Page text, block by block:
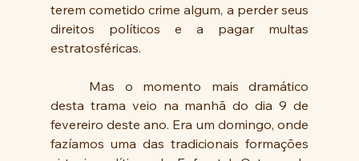
terem cometido crime algum, a perder seus
direitos políticos e a pagar multas
estratosféricas.
desta trama veio na manhã do dia 9 de
fevereiro deste ano. Era um domingo, onde
fazíamos uma das tradicionais formações